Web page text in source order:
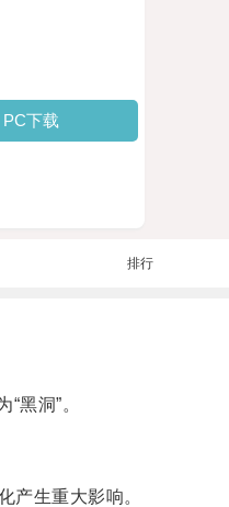
PC下载
排行
黑洞”。
生重大影响。